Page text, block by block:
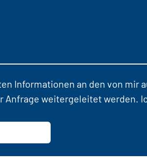
Informationen an den von mir
weitergeleitet werden.